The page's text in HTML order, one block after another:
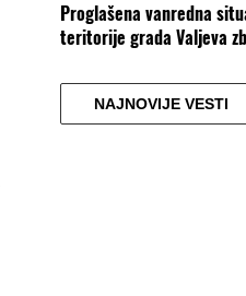
Proglašena vanredna
teritorije grada Valjeva
NAJNOVIJE VESTI